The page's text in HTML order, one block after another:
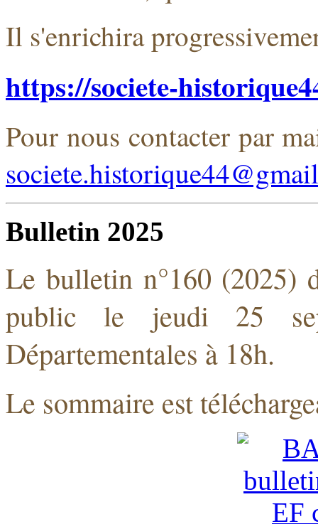
Il s'enrichira
https://societe-
Pour nous contacter par
Bulletin 2025
Le bulletin n°160 (2025)
public le jeudi 25
Départementales à 18h.
Le sommaire est